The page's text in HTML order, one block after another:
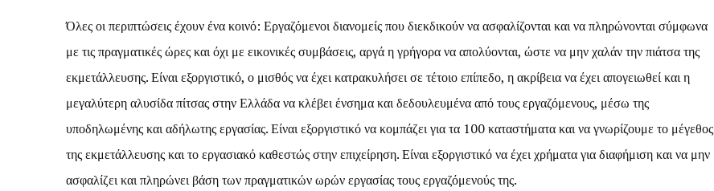
Όλες οι περιπτώσεις έχουν ένα κοινό: Εργαζόμενοι διανομείς που διεκδικούν να ασφαλίζονται και να πληρώνονται σύμφωνα
με τις πραγματικές ώρες και όχι με εικονικές συμβάσεις, αργά η γρήγορα να απολύονται, ώστε να μην χαλάν την πιάτσα της
εκμετάλλευσης. Είναι εξοργιστικό, ο μισθός να έχει κατρακυλήσει σε τέτοιο επίπεδο, η ακρίβεια να έχει απογειωθεί και η
μεγαλύτερη αλυσίδα πίτσας στην Ελλάδα να κλέβει ένσημα και δεδουλευμένα από τους εργαζόμενους, μέσω της
υποδηλωμένης και αδήλωτης εργασίας. Είναι εξοργιστικό να κομπάζει για τα 100 καταστήματα και να γνωρίζουμε το μέγεθος
της εκμετάλλευσης και το εργασιακό καθεστώς στην επιχείρηση. Είναι εξοργιστικό να έχει χρήματα για διαφήμιση και να μην
ασφαλίζει και πληρώνει βάση των πραγματικών ωρών εργασίας τους εργαζόμενούς της.